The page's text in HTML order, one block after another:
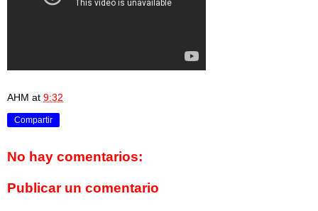
AHM at 9:32
Compartir
No hay comentarios:
Publicar un comentario